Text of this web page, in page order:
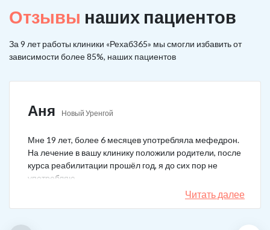
Отзывы наших пациентов
За 9 лет работы клиники «Рехаб365» мы смогли избавить от
зависимости более 85%, наших пациентов
Аня Новый Уренгой
Мне 19 лет, более 6 месяцев употребляла мефедрон.
На лечение в вашу клинику положили родители, после
курса реабилитации прошёл год, я до сих пор не
употребляю.
Читать далее